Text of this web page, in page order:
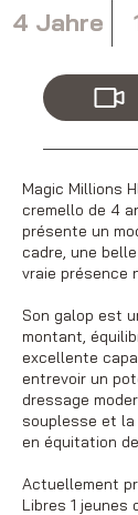
4 Jahre
Magic Millions
cremello de 4
présente un
cadre, une
vraie présence
Son galop est
montant,
excellente
entrevoir un
dressage
souplesse et
en équitation
Actuellement
Libres 1 jeunes